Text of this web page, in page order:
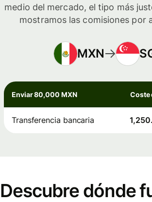
medio del mercado, el tipo más
mostramos las comisiones por
MXN
Enviar 80,000 MXN Coste
Transferencia bancaria
Descubre dónde